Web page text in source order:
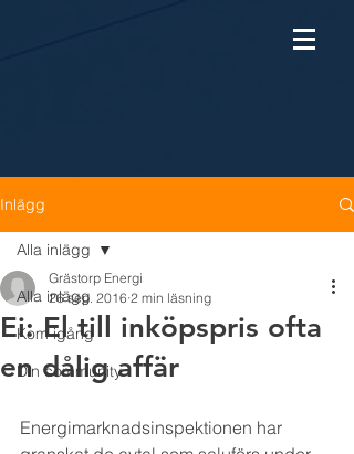
Inlägg
Alla inlägg
Kom igång
Din community
Alla inlägg
Ei: El till inköpspris ofta
en dålig affär
Grästorp Energi
26 sep. 2016 2 min läsning
Energimarknadsinspektionen har